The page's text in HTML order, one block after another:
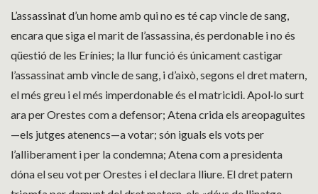
L’assassinat d’un home amb qui no es té cap vincle de sang,
encara que siga el marit de l’assassina, és perdonable i no és
qüestió de les Erínies; la llur funció és únicament castigar
l’assassinat amb vincle de sang, i d’això, segons el dret matern,
el més greu i el més imperdonable és el matricidi. Apol·lo surt
ara per Orestes com a defensor; Atena crida els areopaguites
—els jutges atenencs—a votar; són iguals els vots per
l’alliberament i per la condemna; Atena com a presidenta
dóna el seu vot per Orestes i el declara lliure. El dret patern